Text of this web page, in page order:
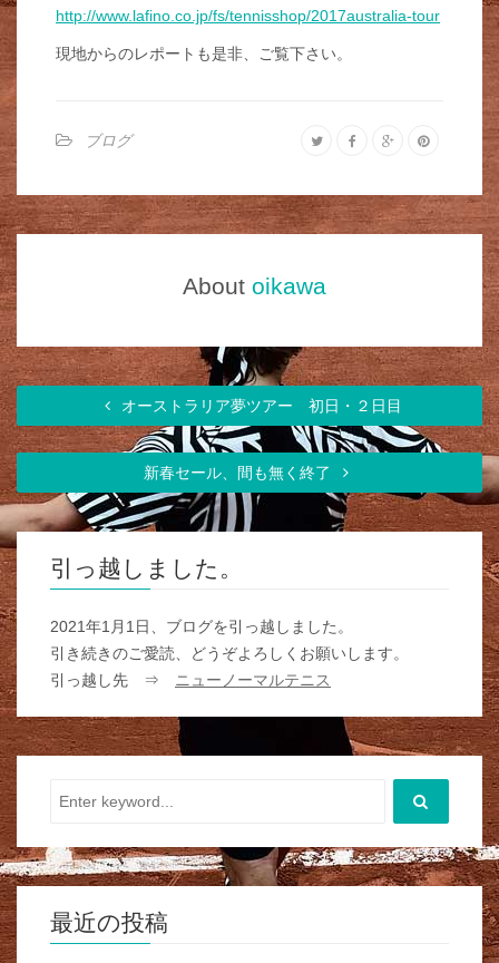
http://www.lafino.co.jp/fs/tennisshop/2017australia-tour
現地からのレポートも是非、ご覧下さい。
ブログ
About oikawa
オーストラリア夢ツアー 初日・２日目
新春セール、間も無く終了
引っ越しました。
2021年1月1日、ブログを引っ越しました。
引き続きのご愛読、どうぞよろしくお願いします。
引っ越し先 ⇒
ニューノーマルテニス
最近の投稿